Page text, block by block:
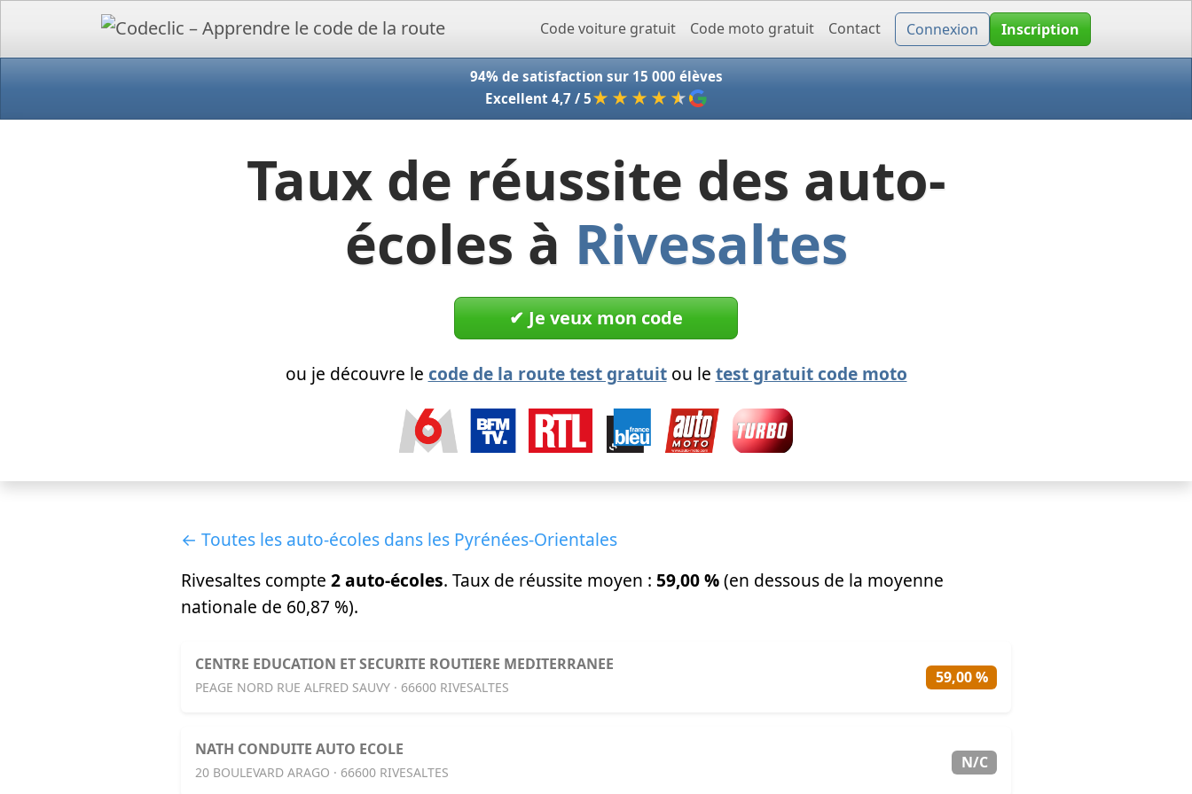
Accueil - CodeclicCode voiture gratuit Code moto gratuit Contact Connexion Inscription
94% de satisfaction sur 15 000 élèves
Excellent 4,7 / 5★★★★ ★
Taux de réussite des auto-
écoles à Rivesaltes
✔︎ Je veux mon code
ou je découvre le code de la route test gratuitou le test gratuit code moto
← Toutes les auto-écoles dans les Pyrénées-Orientales
Rivesaltes compte 2 auto-écoles. Taux de réussite moyen : 59,00 %(en dessous de la moyenne
nationale de 60,87 %).
CENTRE EDUCATION ET SECURITE ROUTIERE MEDITERRANEE
PEAGE NORD RUE ALFRED SAUVY · 66600 RIVESALTES
59,00 %
NATH CONDUITE AUTO ECOLE
20 BOULEVARD ARAGO · 66600 RIVESALTES
N/C